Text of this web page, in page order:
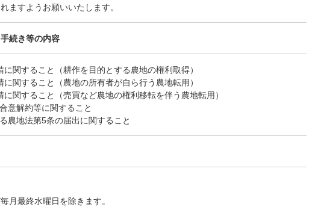
ますようお願いいたします。
続き等の内容
関すること（耕作を目的とする農地の権利取得）
関すること（農地の所有者が自ら行う農地転用）
関すること（売買など農地の権利移転を伴う農地転用）
意解約等に関すること
農地法第5条の届出に関すること
月最終水曜日を除きます。